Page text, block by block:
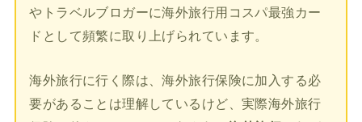
やトラベルブロガーに海外旅行用コスパ最強カー
ドとして頻繁に取り上げられています。
海外旅行に行く際は、海外旅行保険に加入する必
要があることは理解しているけど、実際海外旅行